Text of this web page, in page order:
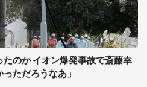
のか イオン爆発事故で斎藤幸
ただろうなあ」